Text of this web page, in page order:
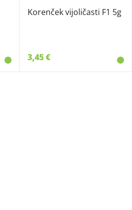
Korenček vijoličasti F1 5g
3,45 €